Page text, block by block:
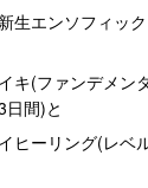
生エンソフィッ
キ(ファンデメン
日間)と
ヒーリング(レベ